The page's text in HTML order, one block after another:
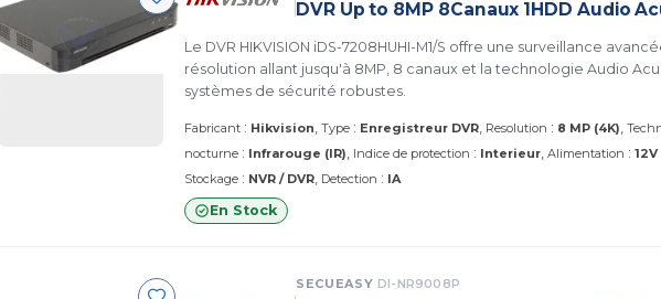
DVR Up to 8MP 8Canaux 1HDD Audio
Le DVR HIKVISION iDS-7208HUHI-M1/S offre une surveillance
résolution allant jusqu'à 8MP, 8 canaux et la technologie Audio
systèmes de sécurité robustes.
Fabricant : Hikvision Type : Enregistreur DVR Resolution : 8 MP (4K)
nocturne : Infrarouge (IR) Indice de protection : Interieur Alimentation : 12V
Stockage : NVR / DVR Detection : IA
En Stock
SECUEASY DI-NR9008P